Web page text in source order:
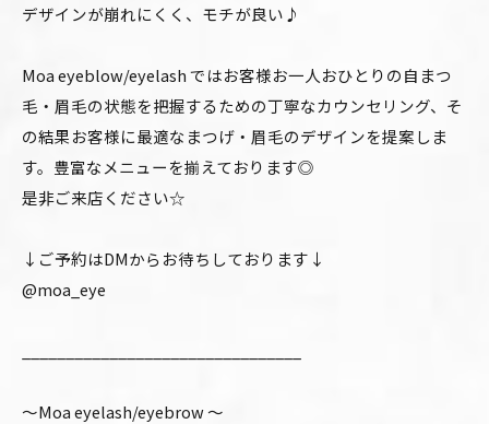
デザインが崩れにくく、モチが良い♪
Moa eyeblow/eyelash ではお客様お一人おひとりの自まつ
毛・眉毛の状態を把握するための丁寧なカウンセリング、そ
の結果お客様に最適なまつげ・眉毛のデザインを提案しま
す。豊富なメニューを揃えております◎
是非ご来店ください☆
↓ご予約はDMからお待ちしております↓
@moa_eye
〜Moa eyelash/eyebrow 〜